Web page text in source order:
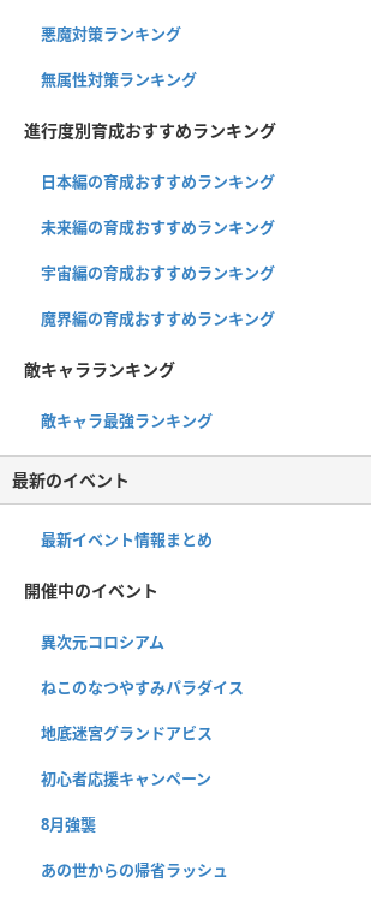
悪魔対策ランキング
無属性対策ランキング
進行度別育成おすすめランキング
日本編の育成おすすめランキング
未来編の育成おすすめランキング
宇宙編の育成おすすめランキング
魔界編の育成おすすめランキング
敵キャラランキング
敵キャラ最強ランキング
最新のイベント
最新イベント情報まとめ
開催中のイベント
異次元コロシアム
ねこのなつやすみパラダイス
地底迷宮グランドアビス
初心者応援キャンペーン
8月強襲
あの世からの帰省ラッシュ